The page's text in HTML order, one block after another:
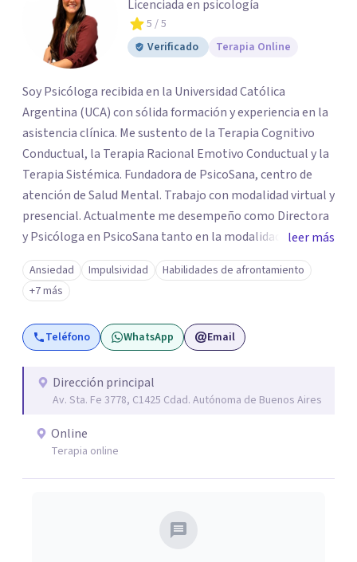
Licenciada en psicología
5 / 5
Verificado
Terapia Online
Soy Psicóloga recibida en la Universidad Católica
Argentina (UCA) con sólida formación y experiencia en la
asistencia clínica. Me sustento de la Terapia Cognitivo
Conductual, la Terapia Racional Emotivo Conductual y la
Terapia Sistémica. Fundadora de PsicoSana, centro de
atención de Salud Mental. Trabajo con modalidad virtual y
presencial. Actualmente me desempeño como Directora
y Psicóloga en PsicoSana tanto en la modalidad
presencial como la modalidad online. Busco poder
acompañarte en tu proyecto de vida, de
autoconocimiento, autoestima, bienestar y amor propio.
Mi objetivo es poder ayudarte a conocer tus emociones
desde una estabilidad emocional para lograr una
Lic. Ricardo L.M. Boucherie, quien posee una orientación
Sistémica, Cognitivo Conductual y Psicoanálisis
leer más
Ansiedad Impulsividad
Habilidades de afrontamiento
+7 más
Teléfono WhatsApp Email
Dirección principal
Av. Sta. Fe 3778, C1425 Cdad. Autónoma de Buenos Aires
Online
Terapia online